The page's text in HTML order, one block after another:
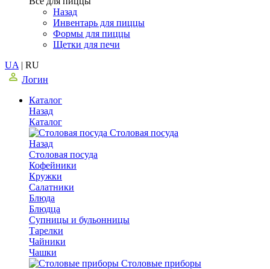
Назад
Инвентарь для пиццы
Формы для пиццы
Щетки для печи
UA | RU
Логин
Каталог
Назад
Каталог
Столовая посуда
Назад
Столовая посуда
Кофейники
Кружки
Салатники
Блюда
Блюдца
Супницы и бульонницы
Тарелки
Чайники
Чашки
Cтоловые приборы